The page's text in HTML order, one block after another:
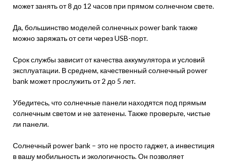
может занять от 8 до 12 часов при прямом солнечном свете.
Да, большинство моделей солнечных power bank также
можно заряжать от сети через USB-порт.
Срок службы зависит от качества аккумулятора и условий
эксплуатации. В среднем, качественный солнечный power
bank может прослужить от 2 до 5 лет.
Убедитесь, что солнечные панели находятся под прямым
солнечным светом и не затенены. Также проверьте, чистые
ли панели.
Солнечный power bank – это не просто гаджет, а инвестиция
в вашу мобильность и экологичность. Он позволяет